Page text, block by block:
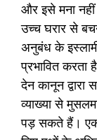
और इसे मना
उच्च घरार से
अनुबंध के
प्रभावित
देन कानून
व्याख्या से
पड़ सकते हैं।